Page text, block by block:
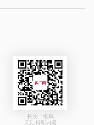
长按二维码
关注精彩内容